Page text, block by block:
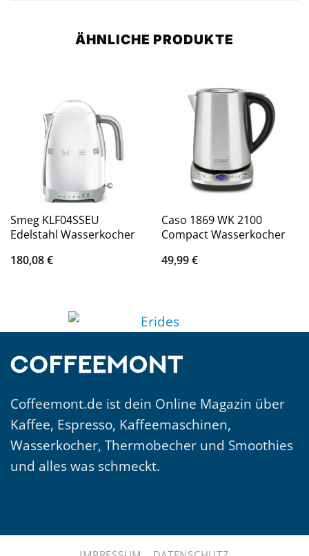
ÄHNLICHE PRODUKTE
Smeg KLF04SSEU
Edelstahl Wasserkocher
180,08€
Caso 1869 WK 2100
Compact Wasserkocher
49,99€
Coffeemont.de ist dein Online Magazin über
Kaffee, Espresso, Kaffeemaschinen,
Wasserkocher, Thermobecher und Smoothies
und alles was schmeckt.